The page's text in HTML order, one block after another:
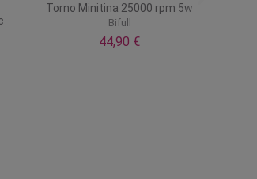
Torno Minitina 25000 rpm 5w
Bifull
44,90 €